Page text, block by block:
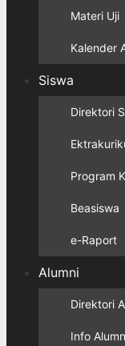
Materi Uji
Kalender
Siswa
Direktori
Program
Beasiswa
e-Raport
Alumni
Direktori
Info